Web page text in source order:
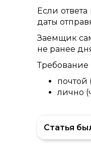
Если
даты
Заемщик
не ранее
Требование
почтой
лично
Статья